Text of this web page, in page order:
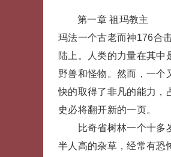
第一章 祖玛教主
玛法一个古老而神176合
陆上。人类的力量在其中
野兽和怪物。然而，一个
快的取得了非凡的能力，
史必将翻开新的一页。
比奇省树林一个十多岁
半人高的杂草，经常有恐